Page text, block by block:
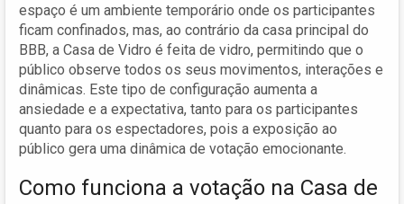
espaço é um ambiente temporário onde os participantes
ficam confinados, mas, ao contrário da casa principal do
BBB, a Casa de Vidro é feita de vidro, permitindo que o
público observe todos os seus movimentos, interações e
dinâmicas. Este tipo de configuração aumenta a
ansiedade e a expectativa, tanto para os participantes
quanto para os espectadores, pois a exposição ao
público gera uma dinâmica de votação emocionante.
Como funciona a votação na Casa de